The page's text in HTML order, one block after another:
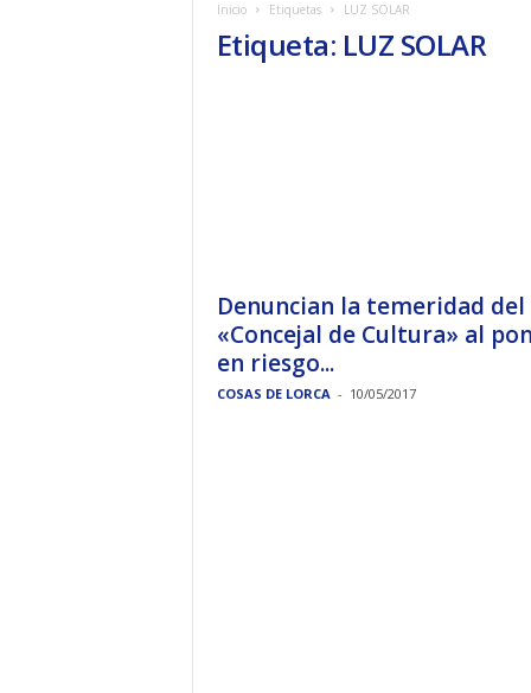
Inicio Etiquetas LUZ SOLAR
Etiqueta: LUZ SOLAR
Denuncian la temeridad del
«Concejal de Cultura» al
en riesgo...
COSAS DE LORCA - 10/05/2017